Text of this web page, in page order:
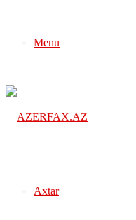
Menu
Axtar